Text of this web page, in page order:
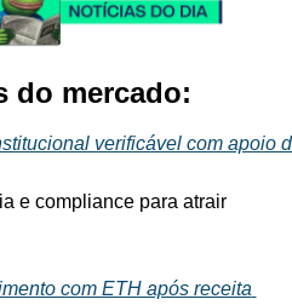
do mercado:
verificável com apoio
e compliance para atrair
com ETH após receita